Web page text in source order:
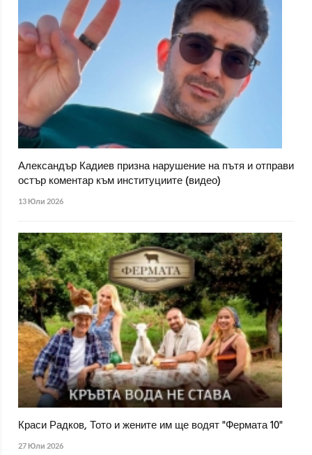
Александър Кадиев призна нарушение на пътя и отправи
остър коментар към институциите (видео)
13 Юли 2026
Краси Радков, Тото и жените им ще водят "Фермата 10"
27 Юли 2026